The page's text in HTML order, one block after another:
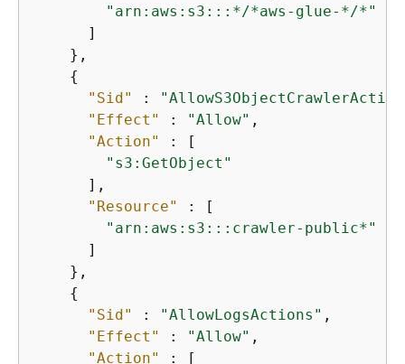
"arn:aws:s3:::*/*aws-glue-*/*"
      ]
    },
{
"Sid"
:
"Effect"
: "Allow" ,
"Action"
: [
"s3:GetObject"
      ],
"Resource"
: [
"arn:aws:s3:::crawler-public*"
      ]
    },
{
"Sid"
: "AllowLogsActions" ,
"Effect"
: "Allow" ,
"Action"
: [